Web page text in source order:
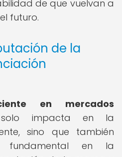
de que vuelvan a
futuro.
de la
en mercados
impacta en la
sino que también
en la